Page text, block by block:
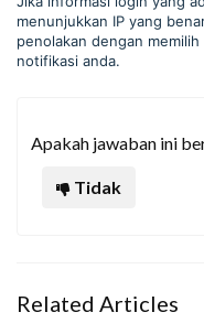
menunjukkan IP yang
penolakan dengan memilih
notifikasi anda.
Apakah jawaban ini
Tidak
Related Articles